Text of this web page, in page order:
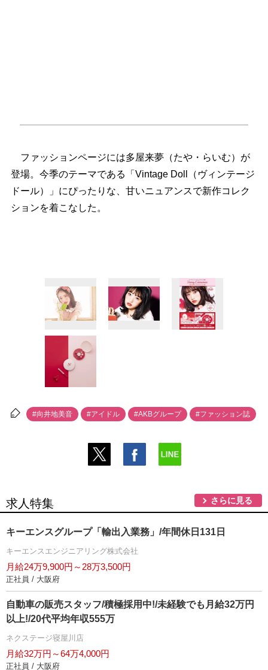
ファッションページには多屋来夢（たや・らいむ）が
登場。今季のテーマである「Vintage Doll（ヴィンテージ
ドール）」にぴったりな、甘いニュアンスで新作コレク
ションを着こなした。
#向井地美音 #アイドル #AKBグループ #ファッション誌
求人特集 さらに見る
キーエンスグループ「輸出入業務」/年間休日131日
キーエンスエンジニアリング株式会社
月給24万9,900円～28万3,500円
正社員 / 大阪府
自動車の販売スタッフ/積極採用中!/未経験でも月給32万円
以上!/20代平均年収555万
ネクステージ寝屋川店
月給32万円～64万4,000円
正社員 / 大阪府